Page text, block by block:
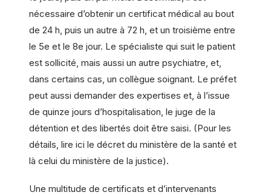
nécessaire d’obtenir un certificat médical au bout
de 24 h, puis un autre à 72 h, et un troisième entre
le 5e et le 8e jour. Le spécialiste qui suit le patient
est sollicité, mais aussi un autre psychiatre, et,
dans certains cas, un collègue soignant. Le préfet
peut aussi demander des expertises et, à l’issue
de quinze jours d’hospitalisation, le juge de la
détention et des libertés doit être saisi. (Pour les
détails, lire ici le décret du ministère de la santé et
là celui du ministère de la justice).
Une multitude de certificats et d’intervenants